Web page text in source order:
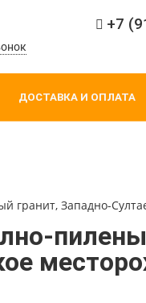
+7
ДОСТАВКА И ОПЛАТА
гранит, Западно-